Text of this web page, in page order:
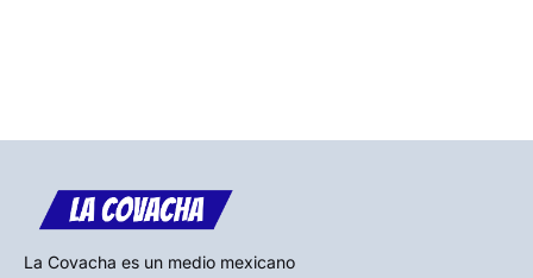
La Covacha es un medio mexicano